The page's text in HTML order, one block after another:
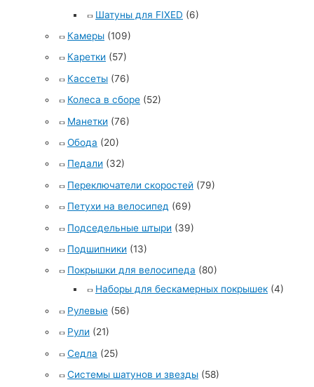
Шатуны для FIXED (6)
Камеры (109)
Каретки (57)
Кассеты (76)
Колеса в сборе (52)
Манетки (76)
Обода (20)
Педали (32)
Переключатели скоростей (79)
Петухи на велосипед (69)
Подседельные штыри (39)
Подшипники (13)
Покрышки для велосипеда (80)
Наборы для бескамерных покрышек (4)
Рулевые (56)
Рули (21)
Седла (25)
Системы шатунов и звезды (58)